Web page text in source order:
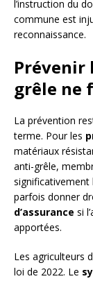
l’instruction du
commune est
reconnaissance.
Prévenir
grêle ne
La prévention
terme. Pour les
matériaux
anti-grêle,
significativement
parfois donner
d’assurance si
apportées.
Les agriculteurs
loi de 2022. Le